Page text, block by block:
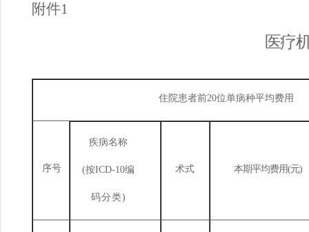
附件1
医疗
住院患者前20位单病种平均费用
序号
疾病名称
(按ICD-10编
码分类)
术式 本期平均费用(元)